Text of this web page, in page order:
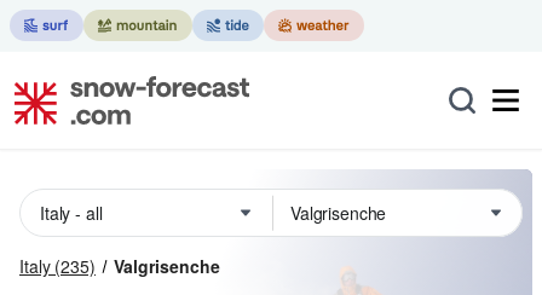
Italy (235) Valgrisenche